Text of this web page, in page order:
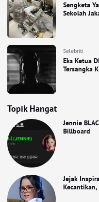
Sengketa
Sekolah
Selebriti
Eks Ketua
Tersangka
Topik Hangat
Jennie
Billboard
Jejak